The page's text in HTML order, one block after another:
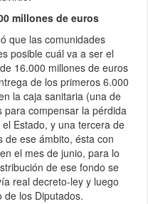
millones de euros
que las comunidades
posible cuál va a ser el
16.000 millones de euros
de los primeros 6.000
la caja sanitaria (una de
para compensar la pérdida
Estado, y una tercera de
de ese ámbito, ésta con
el mes de junio, para lo
de ese fondo se
real decreto-ley y luego
de los Diputados.